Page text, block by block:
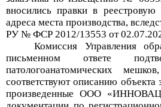
вносились правки в
адресаместапроизводства,
РУ № ФСР 2012/13553 от
Комиссия Управления
письменном ответе
патологоанатомических
соответствуют описанию объекта
произведенные ООО